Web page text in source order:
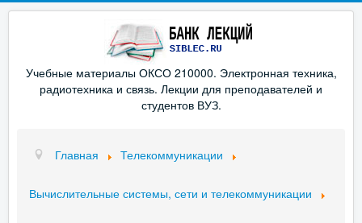
Учебные материалы ОКСО 210000. Электронная техника,
радиотехника и связь. Лекции для преподавателей и
студентов ВУЗ.
Главная Телекоммуникации
Вычислительные системы, сети и телекоммуникации